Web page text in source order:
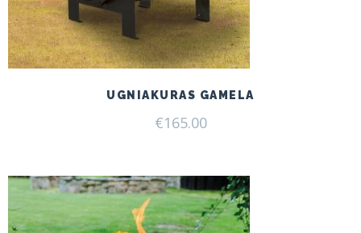
UGNIAKURAS GAMELA
€165.00